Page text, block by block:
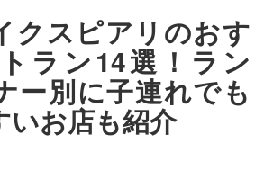
クスピアリのおす
ラン14選！ラン
ー別に子連れでも
いお店も紹介